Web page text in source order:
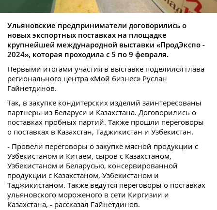
Ульяновские предприниматели договорились о
новых экспортных поставках на площадке
крупнейшей международной выставки «ПродЭкспо -
2024», которая проходила с 5 по 9 февраля.
Первыми итогами участия в выставке поделился глава
регионального центра «Мой бизнес» Руслан
Гайнетдинов.
Так, в закупке кондитерских изделий заинтересованы
партнеры из Беларуси и Казахстана. Договорились о
поставках пробных партий. Также прошли переговоры
о поставках в Казахстан, Таджикистан и Узбекистан.
- Провели переговоры о закупке мясной продукции с
Узбекистаном и Китаем, сыров с Казахстаном,
Узбекистаном и Беларусью, консервированной
продукции с Казахстаном, Узбекистаном и
Таджикистаном. Также ведутся переговоры о поставках
ульяновского мороженого в сети Киргизии и
Казахстана, - рассказал Гайнетдинов.